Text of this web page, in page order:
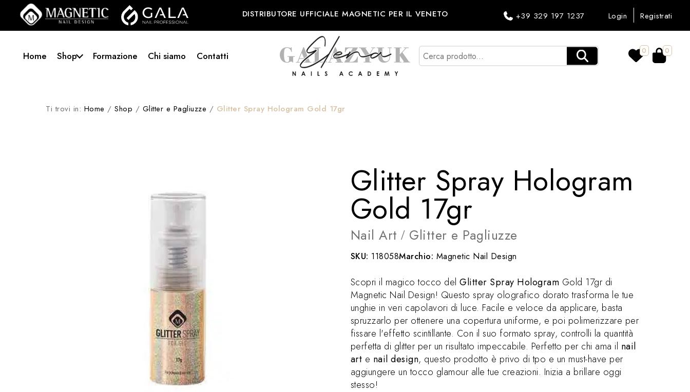
DISTRIBUTORE UFFICIALE MAGNETIC PER IL VENETO +39 329 197 1237 Login Registrati
Home Shop Formazione Chi siamo Contatti 0 0
Ti trovi in: Home /Shop / Glitter e Pagliuzze / Glitter Spray Hologram Gold 17gr
Glitter Spray Hologram
Gold 17gr
Nail Art / Glitter e Pagliuzze
SKU: 118058Marchio: Magnetic Nail Design
Scopri il magico tocco delGlitter Spray Hologram Gold 17gr di
Magnetic Nail Design! Questo spray olografico dorato trasforma le tue
unghie in veri capolavori di luce. Facile e veloce da applicare, basta
spruzzarlo per ottenere una copertura uniforme, e poi polimerizzare per
fissare l'effetto scintillante. Con il suo formato spray, controlli la quantità
perfetta di glitter per un risultato impeccabile. Perfetto per chi ama il nail
art e nail design, questo prodotto è privo di tpo e un must-have per
aggiungere un tocco glamour alle tue creazioni. Inizia a brillare oggi
stesso!